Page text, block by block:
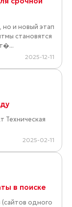
и новый этап
становятся
2025-12-11
Техническая
2025-02-11
в поиске
одного